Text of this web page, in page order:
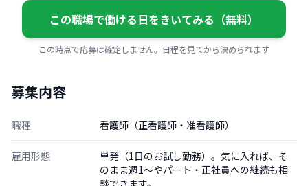
この職場で働ける日をきいてみる（無料）
この時点で応募は確定しません。日程を見てから決められます
募集内容
職種 看護師（正看護師・准看護師）
雇用形態
単発（1日のお試し勤務）。気に入れば、そ
のまま週1〜やパート・正社員への継続も相